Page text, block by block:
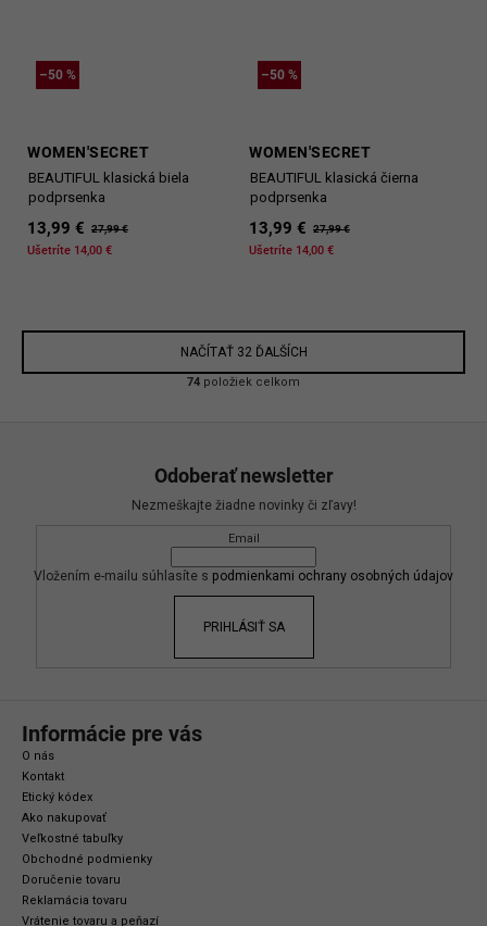
–50 %
WOMEN'SECRET
BEAUTIFUL klasická biela
podprsenka
13,99 € 27,99 €
Ušetríte 14,00 €
–50 %
WOMEN'SECRET
BEAUTIFUL klasická čierna
podprsenka
13,99 € 27,99 €
Ušetríte 14,00 €
O
v
d
a
c
i
e
p
v
k
NAČÍTAŤ 32 ĎALŠÍCH
74 položiek celkom
Odoberať newsletter
Nezmeškajte žiadne novinky či zľavy!
Email
Vložením e-mailu súhlasíte s podmienkami ochrany osobných údajov
PRIHLÁSIŤ SA
Informácie pre vás
O nás
Kontakt
Etický kódex
Ako nakupovať
Veľkostné tabuľky
Obchodné podmienky
Doručenie tovaru
Reklamácia tovaru
Vrátenie tovaru a peňazí